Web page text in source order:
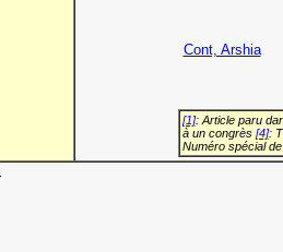
Cont, Arshia
[1]: Article paru
à un congrès [4]:
Numéro spécial